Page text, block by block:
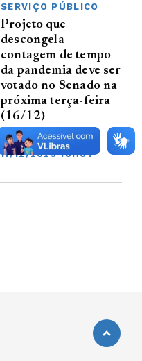
SERVIÇO PÚBLICO
Projeto que
descongela
contagem de tempo
da pandemia deve ser
votado no Senado na
próxima terça-feira
(16/12)
11/12/2025 16H02,
ATUALIZAÇÃO
11/12/2025 16H07